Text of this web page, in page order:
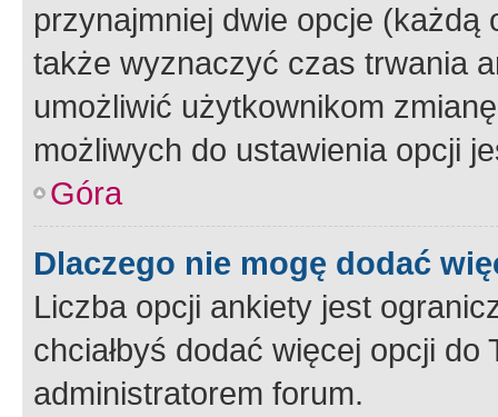
przynajmniej dwie opcje
także wyznaczyć czas trwania
umożliwić użytkownikom
możliwych do ustawienia opcji
Góra
Dlaczego nie mogę dodać
Liczba opcji ankiety jest
chciałbyś dodać więcej opcji
administratorem forum.